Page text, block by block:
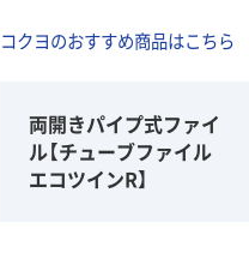
コクヨのおすすめ商品はこちら
両開きパイプ式ファイ
ル【チューブファイル
エコツインR】